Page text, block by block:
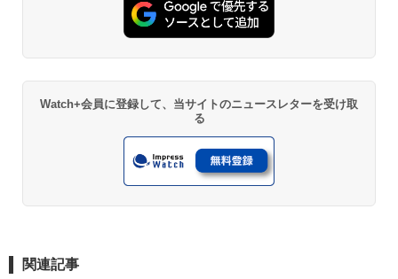
Watch+会員に登録して、当サイトのニュースレターを受け取
る
関連記事